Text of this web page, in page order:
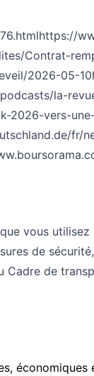
https://
Contrat-
2026-05-10
la-
2026-vers-
fr/
vous
de
de